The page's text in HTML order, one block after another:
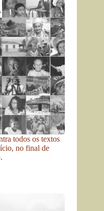
todos os textos
no final de